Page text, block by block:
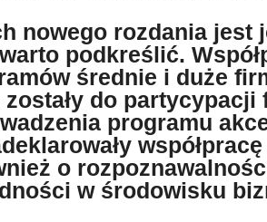
nowego rozdania jest
podkreślić.
średnie i duże
zostały do partycypacji
programu
o
w środowisku